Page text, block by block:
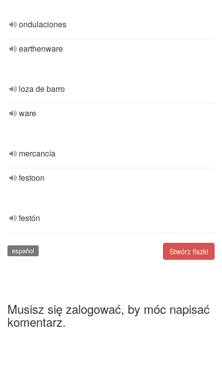
ondulaciones
earthenware
loza de barro
ware
mercancía
festoon
festón
Stwórz fiszki
español
Musisz się zalogować, by móc napisać
komentarz.